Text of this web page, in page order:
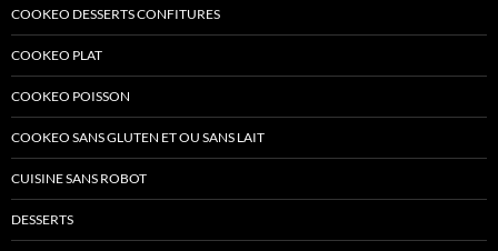
COOKEO DESSERTS CONFITURES
COOKEO PLAT
COOKEO POISSON
COOKEO SANS GLUTEN ET OU SANS LAIT
CUISINE SANS ROBOT
DESSERTS